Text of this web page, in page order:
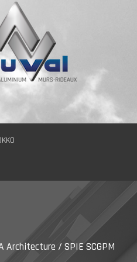
Architecture / SPIE SCGPM